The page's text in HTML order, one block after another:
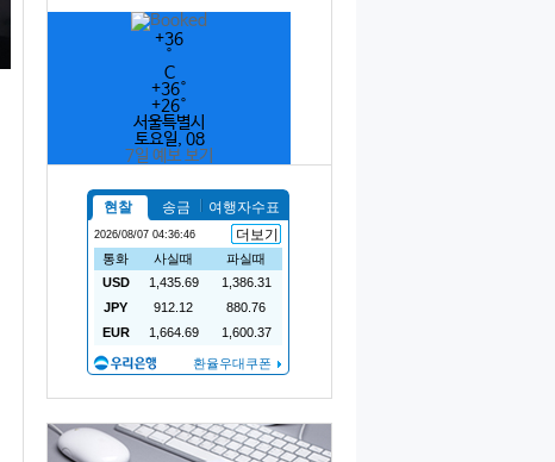
+36
°
C
+36°
+26°
서울특별시
토요일, 08
7일 예보 보기